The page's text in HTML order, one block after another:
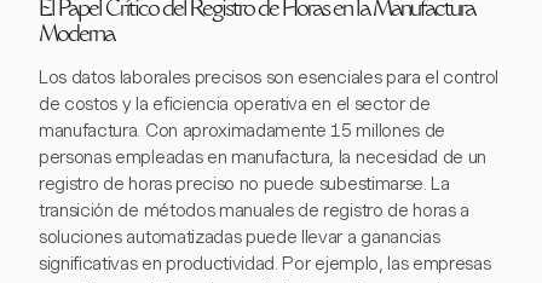
El Papel Crítico del Registro de Horas en la Manufactura
Moderna
Los datos laborales precisos son esenciales para el control
de costos y la eficiencia operativa en el sector de
manufactura. Con aproximadamente 15 millones de
personas empleadas en manufactura, la necesidad de un
registro de horas preciso no puede subestimarse. La
transición de métodos manuales de registro de horas a
soluciones automatizadas puede llevar a ganancias
significativas en productividad. Por ejemplo, las empresas